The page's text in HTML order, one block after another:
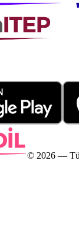
© 2026 —